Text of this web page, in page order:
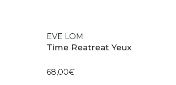
EVE LOM
Time Reatreat Yeux
68,00€